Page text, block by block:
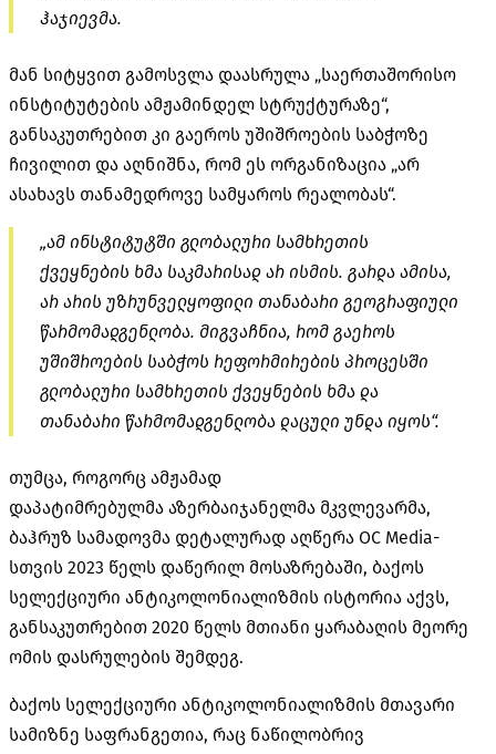
ჰაჯიევმა.
მან სიტყვით გამოსვლა დაასრულა „საერთაშორისო
ინსტიტუტების ამჟამინდელ სტრუქტურაზე“,
განსაკუთრებით კი გაეროს უშიშროების საბჭოზე
ჩივილით და აღნიშნა, რომ ეს ორგანიზაცია „არ
ასახავს თანამედროვე სამყაროს რეალობას“.
„ამ ინსტიტუტში გლობალური სამხრეთის
ქვეყნების ხმა საკმარისად არ ისმის. გარდა ამისა,
არ არის უზრუნველყოფილი თანაბარი გეოგრაფიული
წარმომადგენლობა. მიგვაჩნია, რომ გაეროს
უშიშროების საბჭოს რეფორმირების პროცესში
გლობალური სამხრეთის ქვეყნების ხმა და
თანაბარი წარმომადგენლობა დაცული უნდა იყოს“.
თუმცა, როგორც ამჟამად
დაპატიმრებულმა აზერბაიჯანელმა მკვლევარმა,
ბაჰრუზ სამადოვმა დეტალურად აღწერა OC Media-
სთვის 2023 წელს დაწერილ მოსაზრებაში, ბაქოს
სელექციური ანტიკოლონიალიზმის ისტორია აქვს,
განსაკუთრებით 2020 წელს მთიანი ყარაბაღის მეორე
ომის დასრულების შემდეგ.
ბაქოს სელექციური ანტიკოლონიალიზმის მთავარი
სამიზნე საფრანგეთია, რაც ნაწილობრივ